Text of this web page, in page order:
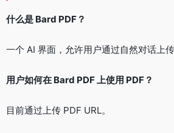
什么是 Bard PDF？
一个 AI 界面，允许用户通过自然对话上
用户如何在 Bard PDF 上使用 PDF？
目前通过上传 PDF URL。